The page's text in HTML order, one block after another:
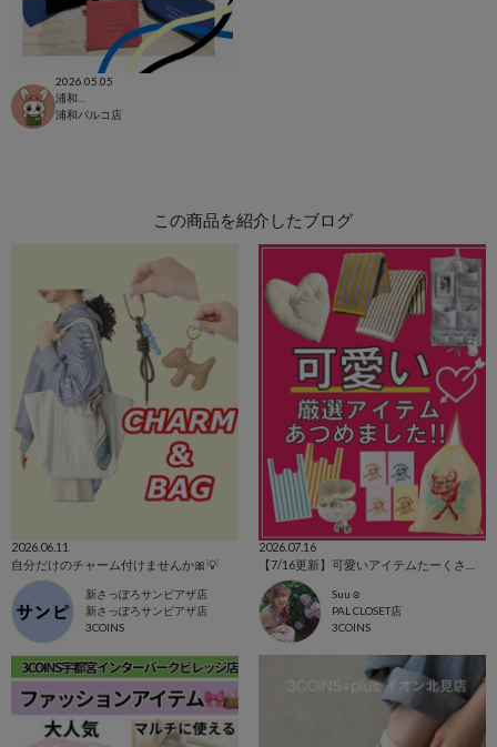
2026.05.05
浦和パルコ店
この商品を紹介したブログ
2026.06.11
自分だけのチャーム付けませんか🎀💡
新さっぽろサンピアザ店
新さっぽろサンピアザ店
3COINS
2026.07.16
Suu☺︎
PAL CLOSET店
3COINS